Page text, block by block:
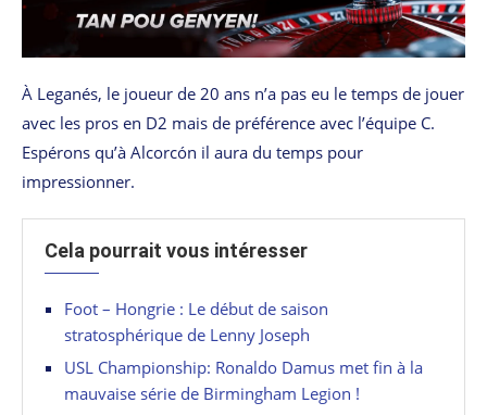
À Leganés, le joueur de 20 ans n’a pas eu le temps de jouer
avec les pros en D2 mais de préférence avec l’équipe C.
Espérons qu’à Alcorcón il aura du temps pour
impressionner.
Cela pourrait vous intéresser
Foot – Hongrie : Le début de saison
stratosphérique de Lenny Joseph
USL Championship: Ronaldo Damus met fin à la
mauvaise série de Birmingham Legion !